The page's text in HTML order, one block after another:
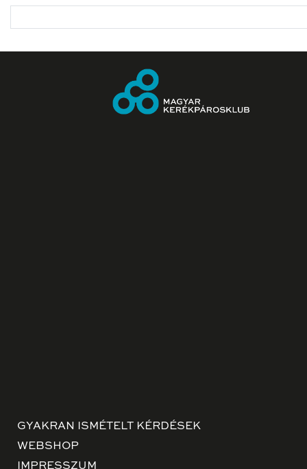
GYAKRAN ISMÉTELT KÉRDÉSEK
WEBSHOP
IMPRESSZUM